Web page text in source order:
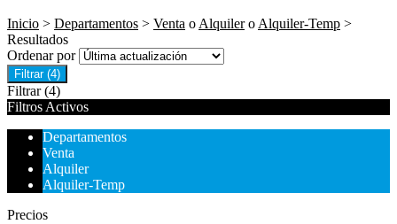
Inicio > Departamentos > Venta oAlquileroAlquiler-Temp >
Resultados
Ordenar por
Filtrar (4)
Filtrar (4)
Filtros Activos
Departamentos
Venta
Alquiler
Alquiler-Temp
Precios